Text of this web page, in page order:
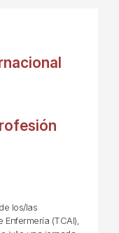
los/las
(TCAI),